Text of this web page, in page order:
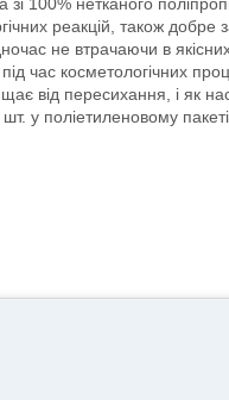
реакцій, також
не втрачаючи в
час косметологічних
від пересихання, і як
у поліетиленовому пакеті.